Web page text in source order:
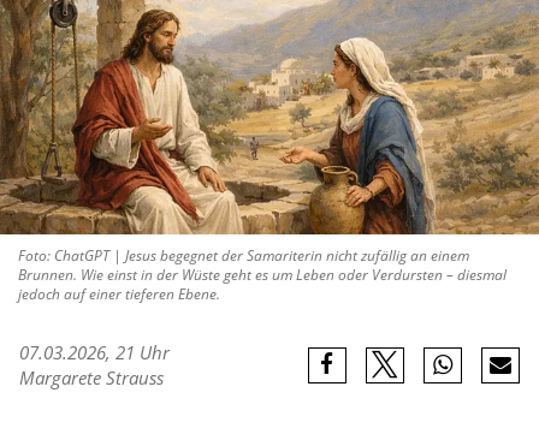
Foto: ChatGPT | Jesus begegnet der Samariterin nicht zufällig an einem
Brunnen. Wie einst in der Wüste geht es um Leben oder Verdursten – diesmal
jedoch auf einer tieferen Ebene.
07.03.2026, 21 Uhr
Margarete Strauss